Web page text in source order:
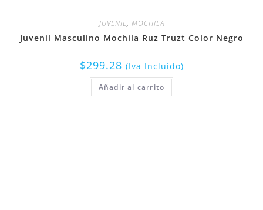
JUVENIL, MOCHILA
Juvenil Masculino Mochila Ruz Truzt Color Negro
$299.28 (Iva Incluido)
Añadir al carrito